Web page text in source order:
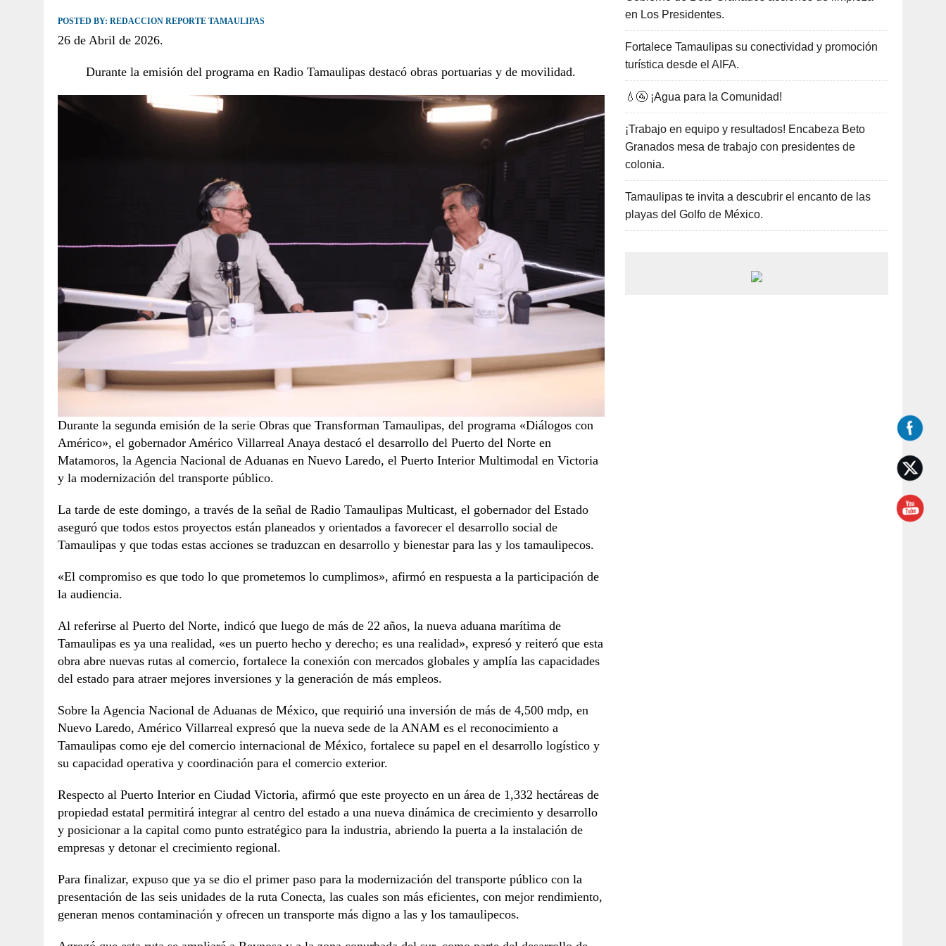
JULIO 30, 2026 | TAMAULIPAS TE INVITA A DESCUBRIR EL ENCANTO DE LAS PLAYAS DEL GOLFO DE MÉXICO.
POSTED BY: REDACCION REPORTE TAMAULIPAS
26 de Abril de 2026.
Durante la emisión del programa en Radio Tamaulipas destacó obras portuarias y de movilidad.
Durante la segunda emisión de la serie Obras que Transforman Tamaulipas, del programa «Diálogos con
Américo», el gobernador Américo Villarreal Anaya destacó el desarrollo del Puerto del Norte en
Matamoros, la Agencia Nacional de Aduanas en Nuevo Laredo, el Puerto Interior Multimodal en Victoria
y la modernización del transporte público.
La tarde de este domingo, a través de la señal de Radio Tamaulipas Multicast, el gobernador del Estado
aseguró que todos estos proyectos están planeados y orientados a favorecer el desarrollo social de
Tamaulipas y que todas estas acciones se traduzcan en desarrollo y bienestar para las y los tamaulipecos.
«El compromiso es que todo lo que prometemos lo cumplimos», afirmó en respuesta a la participación de
la audiencia.
Al referirse al Puerto del Norte, indicó que luego de más de 22 años, la nueva aduana marítima de
Tamaulipas es ya una realidad, «es un puerto hecho y derecho; es una realidad», expresó y reiteró que esta
obra abre nuevas rutas al comercio, fortalece la conexión con mercados globales y amplía las capacidades
del estado para atraer mejores inversiones y la generación de más empleos.
Sobre la Agencia Nacional de Aduanas de México, que requirió una inversión de más de 4,500 mdp, en
Nuevo Laredo, Américo Villarreal expresó que la nueva sede de la ANAM es el reconocimiento a
Tamaulipas como eje del comercio internacional de México, fortalece su papel en el desarrollo logístico y
su capacidad operativa y coordinación para el comercio exterior.
Respecto al Puerto Interior en Ciudad Victoria, afirmó que este proyecto en un área de 1,332 hectáreas de
propiedad estatal permitirá integrar al centro del estado a una nueva dinámica de crecimiento y desarrollo
y posicionar a la capital como punto estratégico para la industria, abriendo la puerta a la instalación de
empresas y detonar el crecimiento regional.
Para finalizar, expuso que ya se dio el primer paso para la modernización del transporte público con la
presentación de las seis unidades de la ruta Conecta, las cuales son más eficientes, con mejor rendimiento,
generan menos contaminación y ofrecen un transporte más digno a las y los tamaulipecos.
en Los Presidentes.
Fortalece Tamaulipas su conectividad y promoción
turística desde el AIFA.
💧🚰 ¡Agua para la Comunidad!
¡Trabajo en equipo y resultados! Encabeza Beto
Granados mesa de trabajo con presidentes de
colonia.
Tamaulipas te invita a descubrir el encanto de las
playas del Golfo de México.